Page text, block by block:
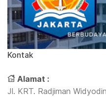
Kontak
Alamat :
Jl. KRT. Radjiman